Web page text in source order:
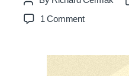
author
1 Commenton
pre
vývojárov